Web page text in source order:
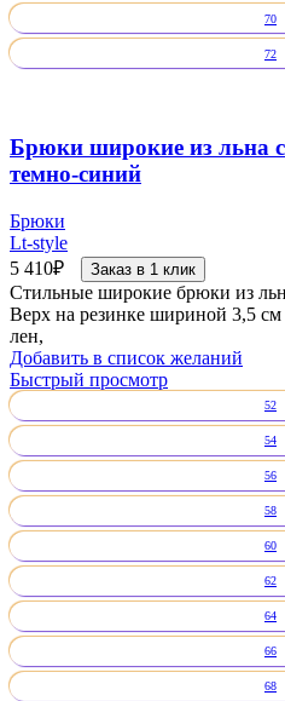
70
72
Брюки широкие из льна
темно-синий
Брюки
Lt-style
5 410₽ Заказ в 1 клик
Стильные широкие брюки из
Верх на резинке шириной 3,5
лен,
Добавить в список желаний
Быстрый просмотр
52
54
56
58
60
62
64
66
68